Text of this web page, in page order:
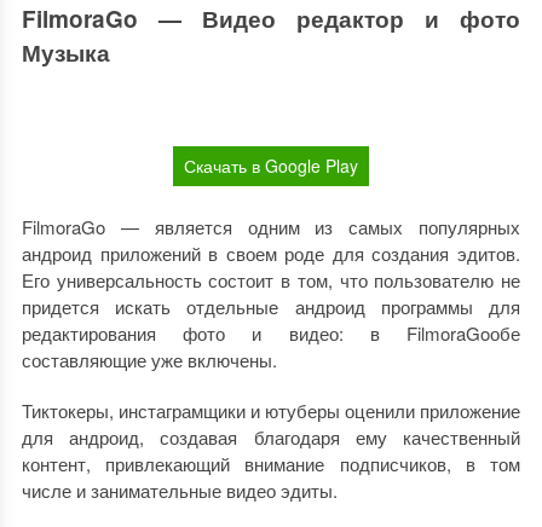
FilmoraGo — Видео редактор и фото
Музыка
Скачать в Google Play
FilmoraGo — является одним из самых популярных
андроид приложений в своем роде для создания эдитов.
Его универсальность состоит в том, что пользователю не
придется искать отдельные андроид программы для
редактирования фото и видео: в FilmoraGoобе
составляющие уже включены.
Тиктокеры, инстаграмщики и ютуберы оценили приложение
для андроид, создавая благодаря ему качественный
контент, привлекающий внимание подписчиков, в том
числе и занимательные видео эдиты.